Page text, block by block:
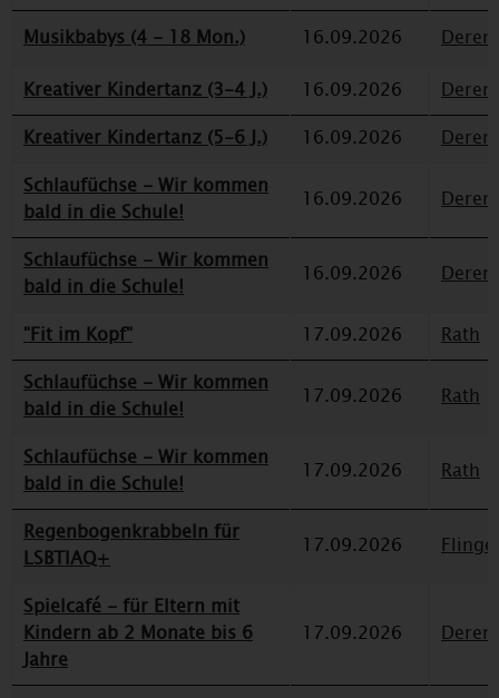
Musikbabys (4 - 18 Mon.) 16.09.2026
Kreativer Kindertanz (3-4 J.)
16.09.2026
Kreativer Kindertanz (5-6 J.)
16.09.2026
Schlaufüchse - Wir kommen
bald in die Schule!
16.09.2026
Schlaufüchse - Wir kommen
bald in die Schule!
16.09.2026
"Fit im Kopf" 17.09.2026
Rath
Schlaufüchse - Wir kommen
bald in die Schule!
17.09.2026 Rath
Schlaufüchse - Wir kommen
bald in die Schule!
17.09.2026 Rath
Regenbogenkrabbeln für
LSBTIAQ+
17.09.2026
Spielcafé - für Eltern mit
Kindern ab 2 Monate bis 6
Jahre
17.09.2026